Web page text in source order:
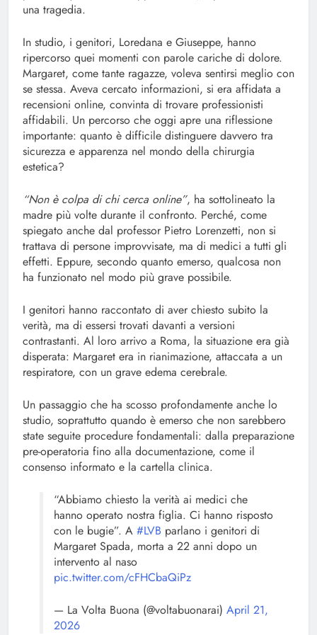
una tragedia.
In studio, i genitori, Loredana e Giuseppe, hanno
ripercorso quei momenti con parole cariche di dolore.
Margaret, come tante ragazze, voleva sentirsi meglio con
se stessa. Aveva cercato informazioni, si era affidata a
recensioni online, convinta di trovare professionisti
affidabili. Un percorso che oggi apre una riflessione
importante: quanto è difficile distinguere davvero tra
sicurezza e apparenza nel mondo della chirurgia
estetica?
“Non è colpa di chi cerca online”, ha sottolineato la
madre più volte durante il confronto. Perché, come
spiegato anche dal professor Pietro Lorenzetti, non si
trattava di persone improvvisate, ma di medici a tutti gli
effetti. Eppure, secondo quanto emerso, qualcosa non
ha funzionato nel modo più grave possibile.
I genitori hanno raccontato di aver chiesto subito la
verità, ma di essersi trovati davanti a versioni
contrastanti. Al loro arrivo a Roma, la situazione era già
disperata: Margaret era in rianimazione, attaccata a un
respiratore, con un grave edema cerebrale.
Un passaggio che ha scosso profondamente anche lo
studio, soprattutto quando è emerso che non sarebbero
state seguite procedure fondamentali: dalla preparazione
pre-operatoria fino alla documentazione, come il
consenso informato e la cartella clinica.
“Abbiamo chiesto la verità ai medici che
hanno operato nostra figlia. Ci hanno risposto
con le bugie”. A #LVB parlano i genitori di
Margaret Spada, morta a 22 anni dopo un
intervento al naso
pic.twitter.com/cFHCbaQiPz
— La Volta Buona (@voltabuonarai) April 21,
2026